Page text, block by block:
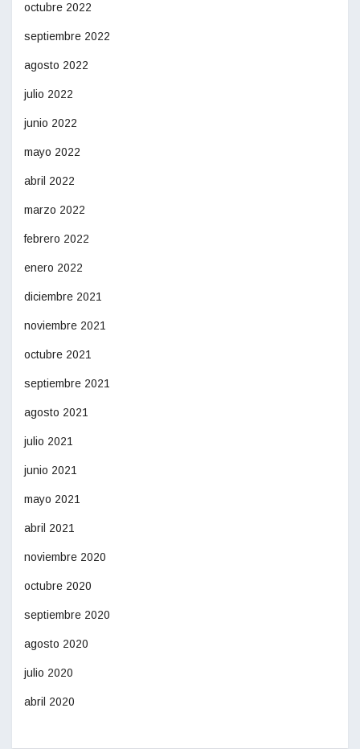
octubre 2022
septiembre 2022
agosto 2022
julio 2022
junio 2022
mayo 2022
abril 2022
marzo 2022
febrero 2022
enero 2022
diciembre 2021
noviembre 2021
octubre 2021
septiembre 2021
agosto 2021
julio 2021
junio 2021
mayo 2021
abril 2021
noviembre 2020
octubre 2020
septiembre 2020
agosto 2020
julio 2020
abril 2020